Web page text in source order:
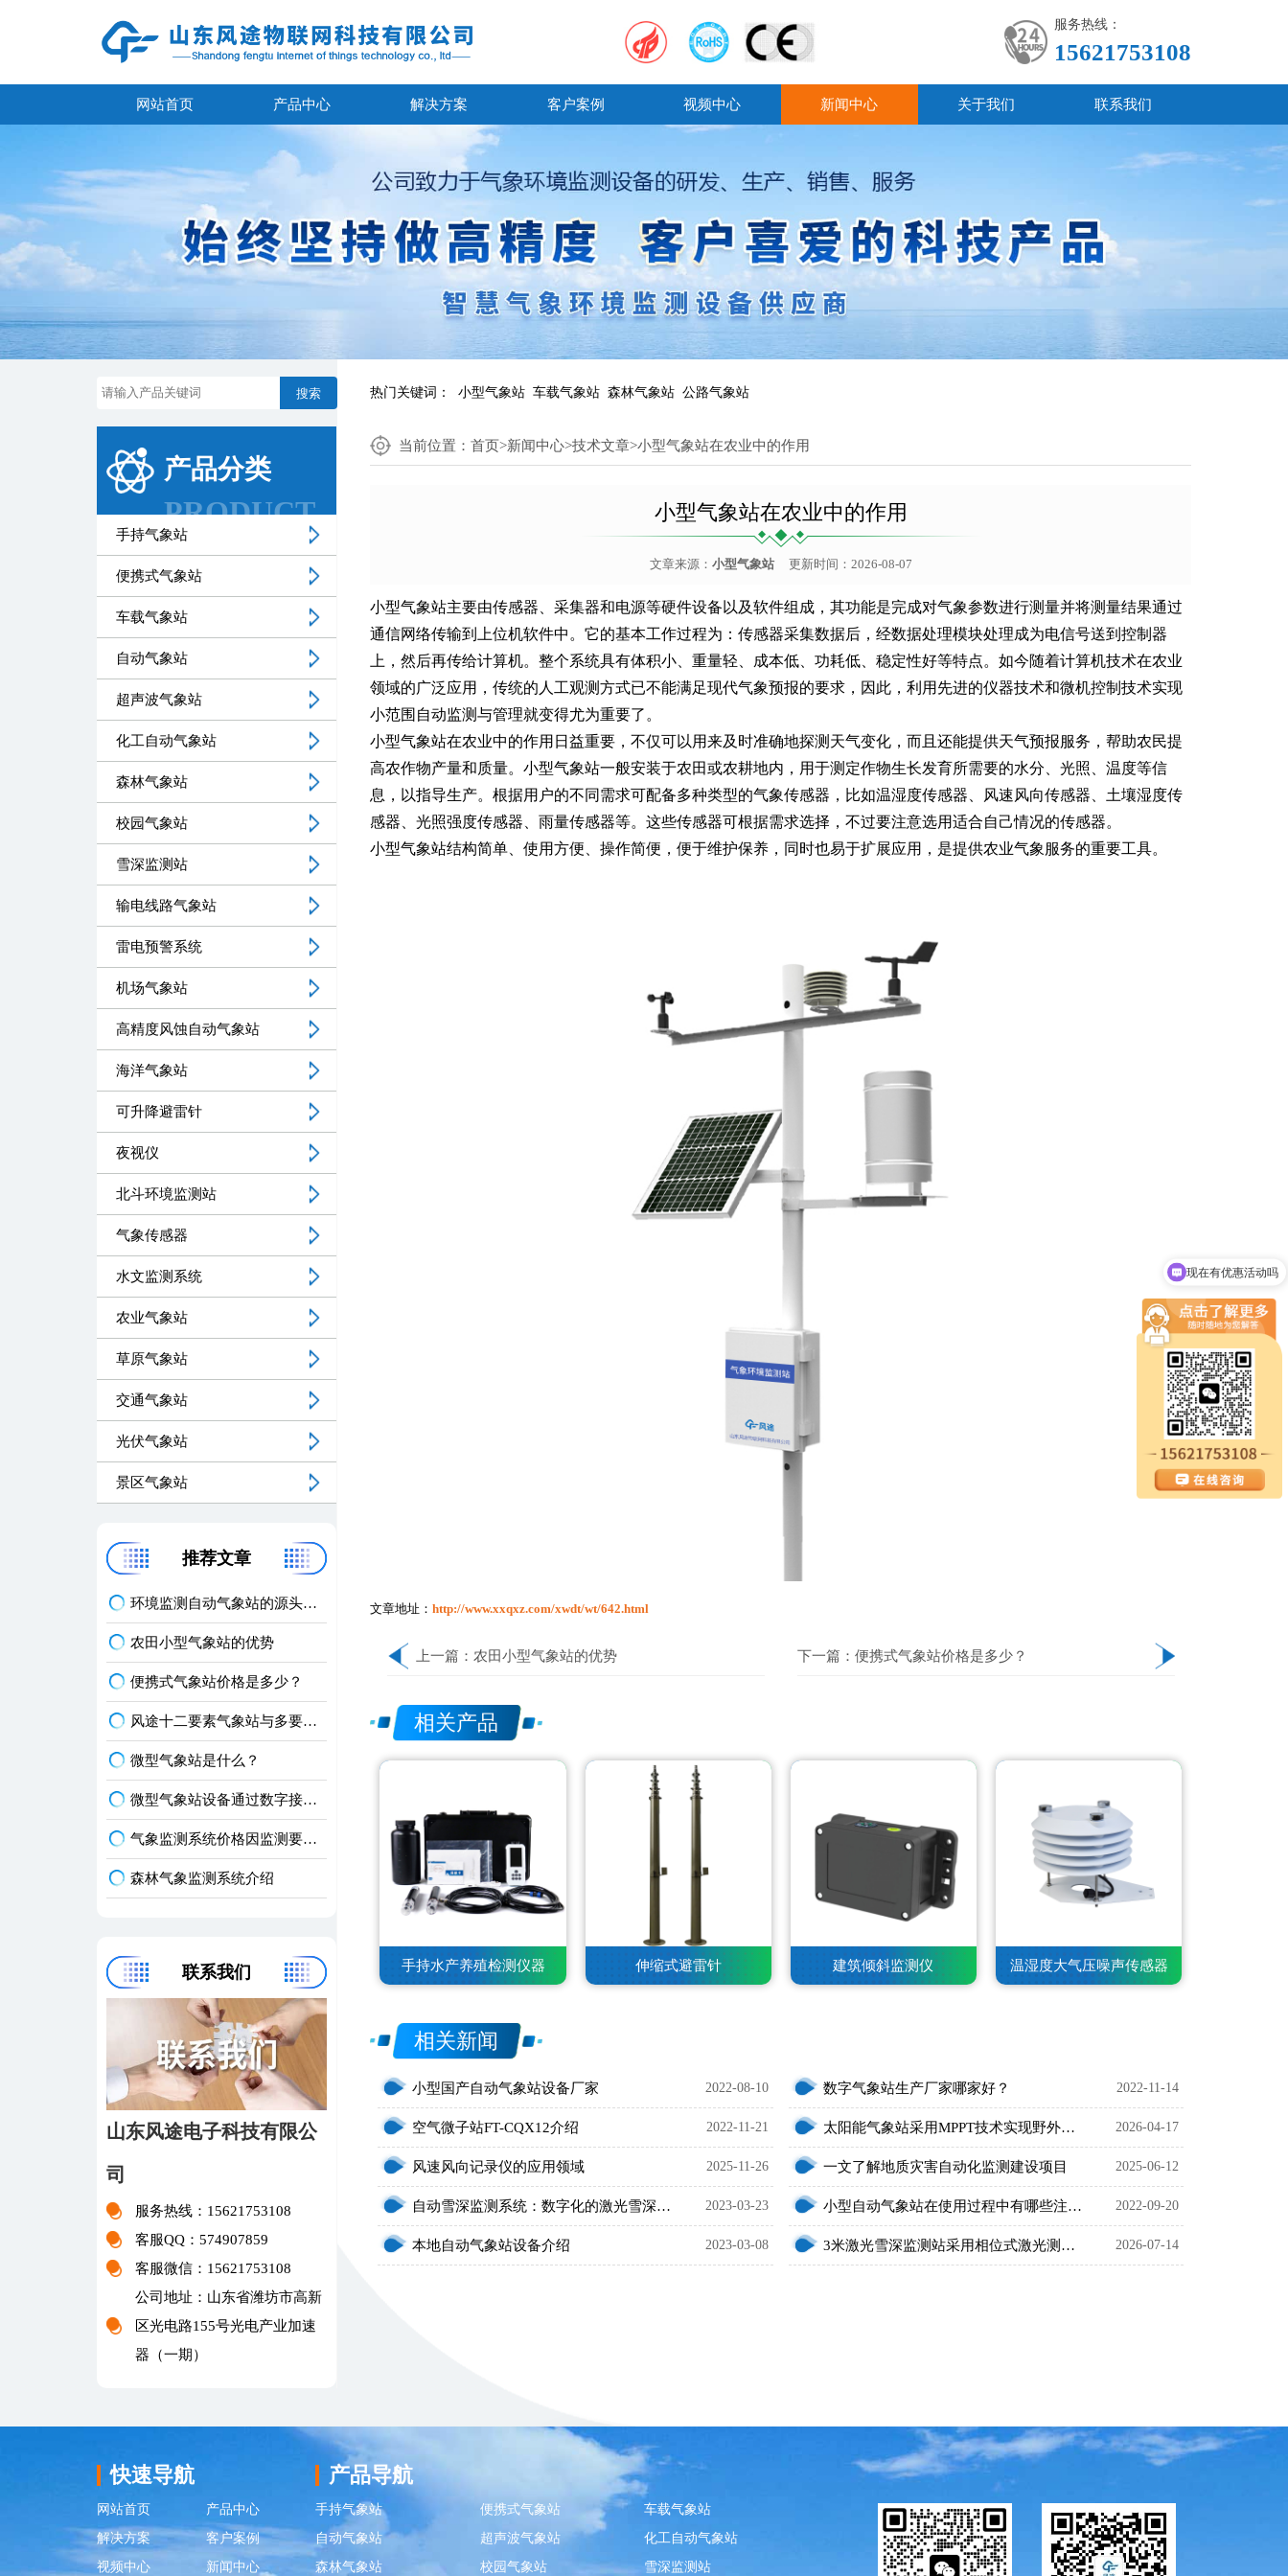
服务热线：
15621753108
网站首页 产品中心 解决方案 客户案例 视频中心 新闻中心 关于我们 联系我们
搜索 热门关键词： 小型气象站 车载气象站 森林气象站 公路气象站
产品分类
PRODUCT
手持气象站
便携式气象站
车载气象站
自动气象站
超声波气象站
化工自动气象站
森林气象站
校园气象站
雪深监测站
输电线路气象站
雷电预警系统
机场气象站
高精度风蚀自动气象站
海洋气象站
可升降避雷针
夜视仪
北斗环境监测站
气象传感器
水文监测系统
农业气象站
草原气象站
交通气象站
光伏气象站
景区气象站
推荐文章
环境监测自动气象站的源头厂家
农田小型气象站的优势
便携式气象站价格是多少？
风途十二要素气象站与多要素自动气象站
微型气象站是什么？
微型气象站设备通过数字接口一次性输出十二项监测数据
气象监测系统价格因监测要素数量不同从三千九到三万九千八不等
森林气象监测系统介绍
联系我们
山东风途电子科技有限公
司
服务热线：15621753108
客服QQ：574907859
客服微信：15621753108
公司地址：山东省潍坊市高新
区光电路155号光电产业加速
器（一期）
当前位置：首页>新闻中心>技术文章>小型气象站在农业中的作用
小型气象站在农业中的作用
文章来源： 小型气象站更新时间：2026-08-07
小型气象站主要由传感器、采集器和电源等硬件设备以及软件组成，其功能是完成对气象参数进行测量并将测量结果通过
通信网络传输到上位机软件中。它的基本工作过程为：传感器采集数据后，经数据处理模块处理成为电信号送到控制器
上，然后再传给计算机。整个系统具有体积小、重量轻、成本低、功耗低、稳定性好等特点。如今随着计算机技术在农业
领域的广泛应用，传统的人工观测方式已不能满足现代气象预报的要求，因此，利用先进的仪器技术和微机控制技术实现
小范围自动监测与管理就变得尤为重要了。
小型气象站在农业中的作用日益重要，不仅可以用来及时准确地探测天气变化，而且还能提供天气预报服务，帮助农民提
高农作物产量和质量。小型气象站一般安装于农田或农耕地内，用于测定作物生长发育所需要的水分、光照、温度等信
息，以指导生产。根据用户的不同需求可配备多种类型的气象传感器，比如温湿度传感器、风速风向传感器、土壤湿度传
感器、光照强度传感器、雨量传感器等。这些传感器可根据需求选择，不过要注意选用适合自己情况的传感器。
小型气象站结构简单、使用方便、操作简便，便于维护保养，同时也易于扩展应用，是提供农业气象服务的重要工具。
文章地址：http://www.xxqxz.com/xwdt/wt/642.html
上一篇： 农田小型气象站的优势 下一篇： 便携式气象站价格是多少？
相关产品
手持水产养殖检测仪器 伸缩式避雷针 建筑倾斜监测仪 温湿度大气压噪声传感器
相关新闻
小型国产自动气象站设备厂家 2022-08-10 数字气象站生产厂家哪家好？ 2022-11-14
空气微子站FT-CQX12介绍 2022-11-21 太阳能气象站采用MPPT技术实现野外无人值守监测 2026-04-17
风速风向记录仪的应用领域 2025-11-26 一文了解地质灾害自动化监测建设项目 2025-06-12
自动雪深监测系统：数字化的激光雪深测量仪器 2023-03-23 小型自动气象站在使用过程中有哪些注意事项？ 2022-09-20
本地自动气象站设备介绍 2023-03-08 3米激光雪深监测站采用相位式激光测距实现毫米级雪深测量 2026-07-14
快速导航
网站首页
产品中心
解决方案
客户案例
视频中心
新闻中心
产品导航
手持气象站 便携式气象站
车载气象站
自动气象站
超声波气象站
化工自动气象站
森林气象站
校园气象站 雪深监测站
可以介绍下你们的设备么